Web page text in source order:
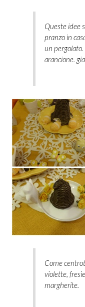
Queste idee
pranzo in
un pergolato.
arancione.
Come
violette,
margherite.